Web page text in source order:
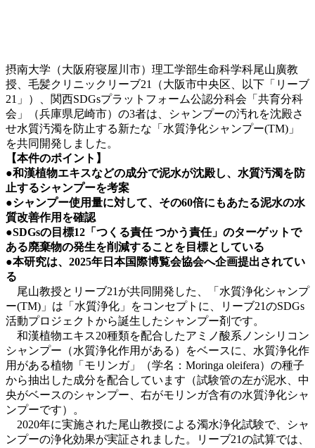
摂南大学（大阪府寝屋川市）理工学部生命科学科尾山廣教
授、毛髪クリニックリーブ21（大阪市中央区、以下「リーブ
21」）、関西SDGsプラットフォーム公認分科会「共育分科
会」（兵庫県尼崎市）の3者は、シャンプーの汚れを沈殿さ
せ水質汚濁を防止する新たな「水質浄化シャンプー(TM)」
を共同開発しました。
【本件のポイント】
●和漢植物エキスなどの成分で泥水が沈殿し、水質汚濁を防
止するシャンプーを考案
●シャンプー使用量に対して、その60倍にもあたる泥水の水
質改善作用を確認
●SDGsの目標12「つくる責任 つかう責任」のターゲットで
ある廃棄物の発生を削減することを目標としている
●本研究は、2025年日本国際博覧会協会へ企画提出されてい
る
尾山教授とリーブ21が共同開発した、「水質浄化シャンプ
ー(TM)」は「水質浄化」をコンセプトに、リーブ21のSDGs
活動プロジェクトから誕生したシャンプー剤です。
和漢植物エキス20種類を配合したアミノ酸系ノンシリコン
シャンプー（水質浄化作用がある）をベースに、水質浄化作
用がある植物「モリンガ」（学名：Moringa oleifera）の種子
から抽出した成分を配合しています（試験管の左が泥水、中
央がベースのシャンプー、右がモリンガ含有の水質浄化シャ
ンプーです）。
2020年に実施された尾山教授による濁水浄化試験で、シャ
ンプーの浄化効果が実証されました。リーブ21の試算では、